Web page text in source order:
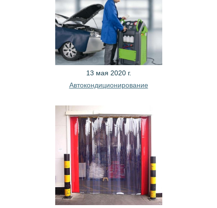
13 мая 2020 г.
Автокондиционирование